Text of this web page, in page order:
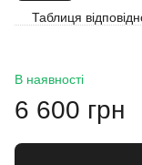
Таблиця
В наявності
6 600 грн